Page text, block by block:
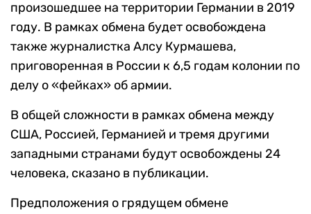
произошедшее на территории Германии в 2019
году. В рамках обмена будет освобождена
также журналистка Алсу Курмашева,
приговоренная в России к 6,5 годам колонии по
делу о «фейках» об армии.
В общей сложности в рамках обмена между
США, Россией, Германией и тремя другими
западными странами будут освобождены 24
человека, сказано в публикации.
Предположения о грядущем обмене